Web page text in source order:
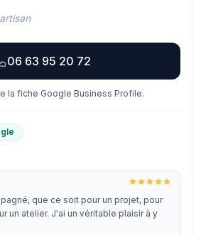
06 63 95 20 72
la fiche Google Business Profile.
que ce soit pour un projet, pour
un atelier. J'ai un véritable plaisir à y